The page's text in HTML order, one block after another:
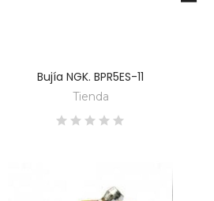
DESCUBRE
Bujía NGK. BPR5ES-11
Tienda